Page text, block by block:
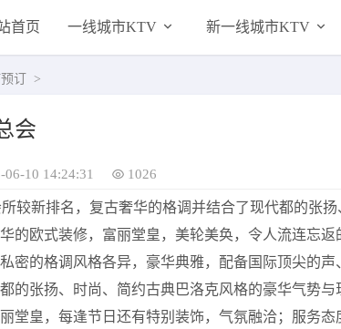
首页 一线城市KTV 新一线城市KTV
订 >
会
06-10 14:24:31 1026
较新排名，复古奢华的格调并结合了现代都的张扬
的欧式装修，富丽堂皇，美轮美奂，令人流连忘
密的格调风格各异，豪华典雅，配备国际顶尖的
的张扬、时尚、简约古典巴洛克风格的豪华气势
堂皇，每逢节日还有特别装饰，气氛融洽；服务态